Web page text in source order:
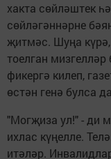
хакта сөйләштек
сөйләгәннәрне
җитмәс. Шуңа
тоелган
фикергә килеп,
өстән генә булса
"Могҗиза ул!" - ди
ихлас күңелле.
итәләр.